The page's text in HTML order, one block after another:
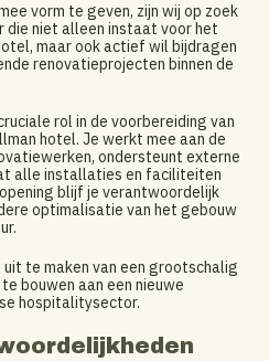
vorm te geven, zijn wij op zoek
die niet alleen instaat voor het
maar ook actief wil bijdragen
renovatieprojecten binnen de
rol in de voorbereiding van
hotel. Je werkt mee aan de
ondersteunt externe
alle installaties en faciliteiten
blijf je verantwoordelijk
optimalisatie van het gebouw
uit te maken van een grootschalig
bouwen aan een nieuwe
hospitalitysector.